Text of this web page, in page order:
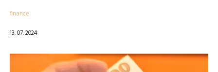
finance
13. 07. 2024